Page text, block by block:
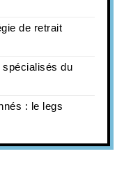
de retrait
du
: le legs